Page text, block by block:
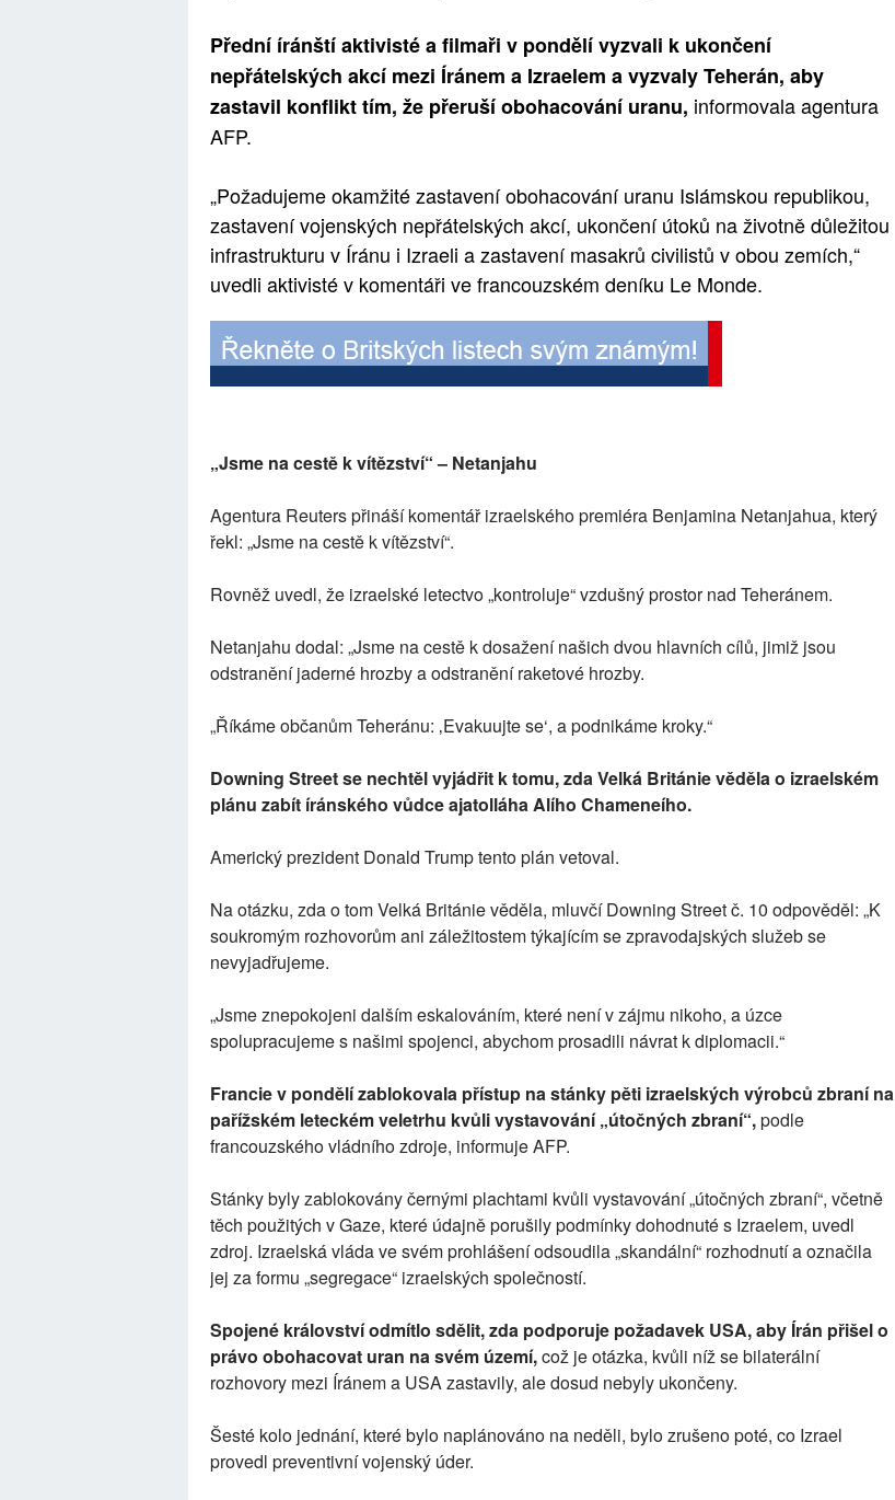
Přední íránští aktivisté a filmaři v pondělí vyzvali k ukončení
nepřátelských akcí mezi Íránem a Izraelem a vyzvaly Teherán, aby
zastavil konflikt tím, že přeruší obohacování uranu, informovala agentura
AFP.
„Požadujeme okamžité zastavení obohacování uranu Islámskou republikou,
zastavení vojenských nepřátelských akcí, ukončení útoků na životně důležitou
infrastrukturu v Íránu i Izraeli a zastavení masakrů civilistů v obou zemích,“
uvedli aktivisté v komentáři ve francouzském deníku Le Monde.
„Jsme na cestě k vítězství“ – Netanjahu
Agentura Reuters přináší komentář izraelského premiéra Benjamina Netanjahua, který
řekl: „Jsme na cestě k vítězství“.
Rovněž uvedl, že izraelské letectvo „kontroluje“ vzdušný prostor nad Teheránem.
Netanjahu dodal: „Jsme na cestě k dosažení našich dvou hlavních cílů, jimiž jsou
odstranění jaderné hrozby a odstranění raketové hrozby.
„Říkáme občanům Teheránu: ‚Evakuujte se‘, a podnikáme kroky.“
Downing Street se nechtěl vyjádřit k tomu, zda Velká Británie věděla o izraelském
plánu zabít íránského vůdce ajatolláha Alího Chameneího.
Americký prezident Donald Trump tento plán vetoval.
Na otázku, zda o tom Velká Británie věděla, mluvčí Downing Street č. 10 odpověděl: „K
soukromým rozhovorům ani záležitostem týkajícím se zpravodajských služeb se
nevyjadřujeme.
„Jsme znepokojeni dalším eskalováním, které není v zájmu nikoho, a úzce
spolupracujeme s našimi spojenci, abychom prosadili návrat k diplomacii.“
Francie v pondělí zablokovala přístup na stánky pěti izraelských výrobců zbraní na
pařížském leteckém veletrhu kvůli vystavování „útočných zbraní“,podle
francouzského vládního zdroje, informuje AFP.
Stánky byly zablokovány černými plachtami kvůli vystavování „útočných zbraní“, včetně
těch použitých v Gaze, které údajně porušily podmínky dohodnuté s Izraelem, uvedl
zdroj. Izraelská vláda ve svém prohlášení odsoudila „skandální“ rozhodnutí a označila
jej za formu „segregace“ izraelských společností.
Spojené království odmítlo sdělit, zda podporuje požadavek USA, aby Írán přišel o
právo obohacovat uran na svém území,což je otázka, kvůli níž se bilaterální
rozhovory mezi Íránem a USA zastavily, ale dosud nebyly ukončeny.
Šesté kolo jednání, které bylo naplánováno na neděli, bylo zrušeno poté, co Izrael
provedl preventivní vojenský úder.